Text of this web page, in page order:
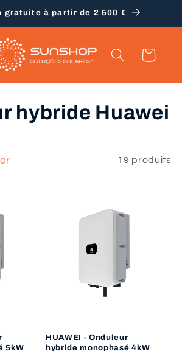
gratuite à partir de 2 500 €
Panier
hybride Huawei
19 produits
5kW
HUAWEI - Onduleur
hybride monophasé 4kW